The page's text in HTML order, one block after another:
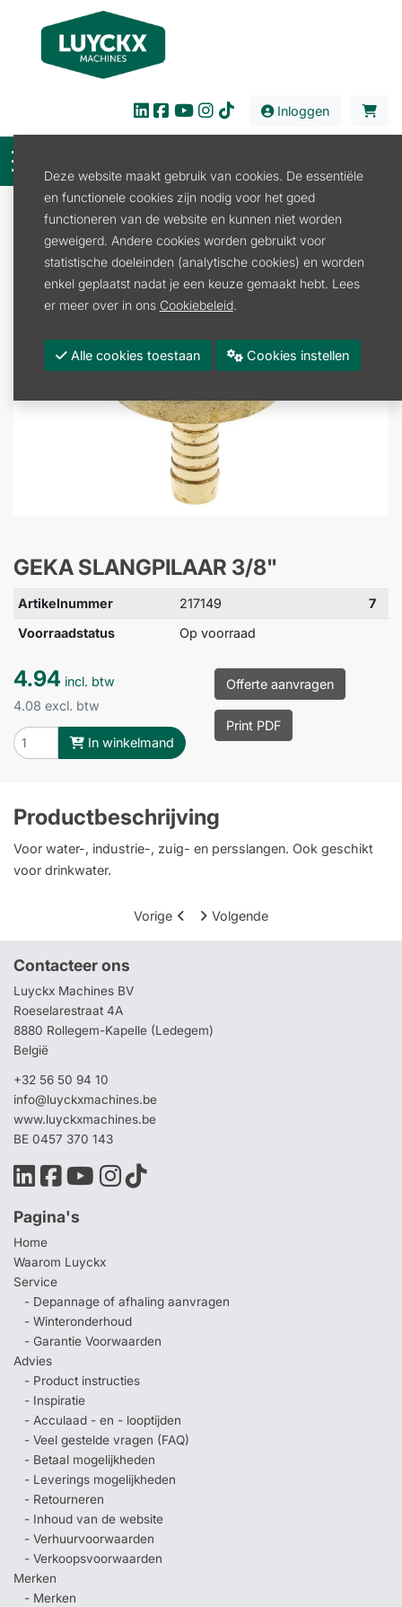
Inloggen
Reiniging
Water lagedruk
GEKA SLANGPILAAR 3/8"
Artikelnummer 217149
7
Voorraadstatus
Op voorraad
4.94 incl. btw
4.08 excl. btw
In winkelmand
Offerte aanvragen
Print PDF
Productbeschrijving
Voor water-, industrie-, zuig- en persslangen. Ook geschikt
voor drinkwater.
Vorige Volgende
Contacteer ons
Luyckx Machines BV
Roeselarestraat 4A
8880 Rollegem-Kapelle (Ledegem)
België
+32 56 50 94 10
info@luyckxmachines.be
www.luyckxmachines.be
BE 0457 370 143
Pagina's
Home
Waarom Luyckx
Service
- Depannage of afhaling aanvragen
- Winteronderhoud
- Garantie Voorwaarden
Advies
- Product instructies
- Inspiratie
- Acculaad - en - looptijden
- Veel gestelde vragen (FAQ)
- Betaal mogelijkheden
- Leverings mogelijkheden
- Retourneren
- Inhoud van de website
- Verhuurvoorwaarden
- Verkoopsvoorwaarden
Merken
- Merken
Deze website maakt gebruik van cookies. De essentiële
en functionele cookies zijn nodig voor het goed
functioneren van de website en kunnen niet worden
geweigerd. Andere cookies worden gebruikt voor
statistische doeleinden (analytische cookies) en worden
enkel geplaatst nadat je een keuze gemaakt hebt. Lees
er meer over in ons Cookiebeleid.
Alle cookies toestaan Cookies instellen